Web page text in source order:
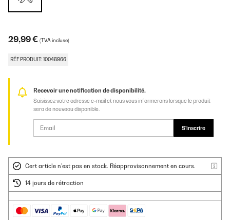
29,99 € (TVA incluse)
RÉF PRODUIT: 10048966
Recevoir une notification de disponibilité.
Saisissez votre adresse e-mail et nous vous informerons lorsque le produit
sera de nouveau disponible.
S'inscrire
Cert article n'est pas en stock. Réapprovisonnement en cours.
14 jours de rétraction